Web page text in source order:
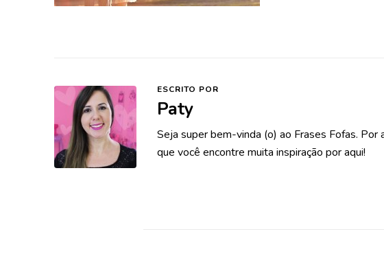
ESCRITO POR
Paty
Seja super bem-vinda (o) ao Frases Fofas. Por
que você encontre muita inspiração por aqui!